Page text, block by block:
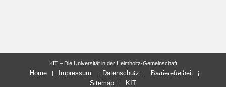
letzte Änderung: 25.08.2016
KIT – Die Universität in der Helmholtz-Gemeinschaft
Home Impressum Datenschutz
Barrierefreiheit
Sitemap
KIT